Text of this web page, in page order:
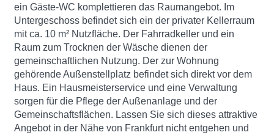
ein Gäste-WC komplettieren das Raumangebot. Im
Untergeschoss befindet sich ein der privater Kellerraum
mit ca. 10 m² Nutzfläche. Der Fahrradkeller und ein
Raum zum Trocknen der Wäsche dienen der
gemeinschaftlichen Nutzung. Der zur Wohnung
gehörende Außenstellplatz befindet sich direkt vor dem
Haus. Ein Hausmeisterservice und eine Verwaltung
sorgen für die Pflege der Außenanlage und der
Gemeinschaftsflächen. Lassen Sie sich dieses attraktive
Angebot in der Nähe von Frankfurt nicht entgehen und